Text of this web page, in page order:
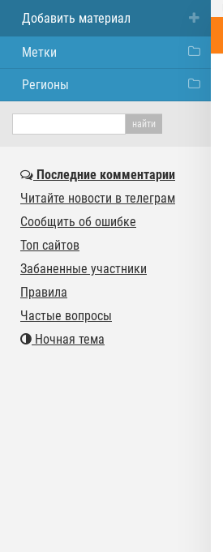
Добавить материал
Метки
Регионы
Последние комментарии
Читайте новости в телеграм
Сообщить об ошибке
Топ сайтов
Забаненные участники
Правила
Частые вопросы
Ночная тема